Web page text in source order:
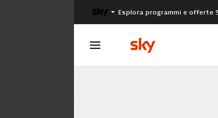
Esplora programmi e offerte